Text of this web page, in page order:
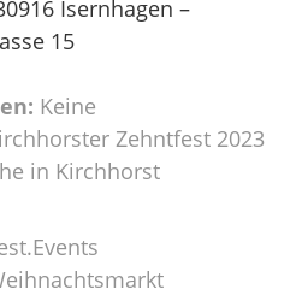
Isernhagen –
15
Keine
Zehntfest 2023
in Kirchhorst